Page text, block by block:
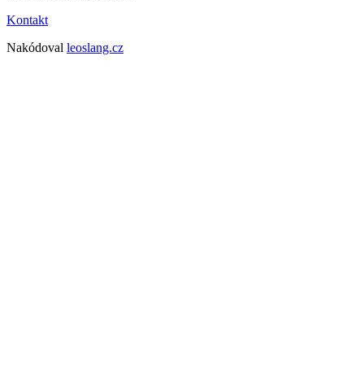
Kontakt
Nakódoval leoslang.cz